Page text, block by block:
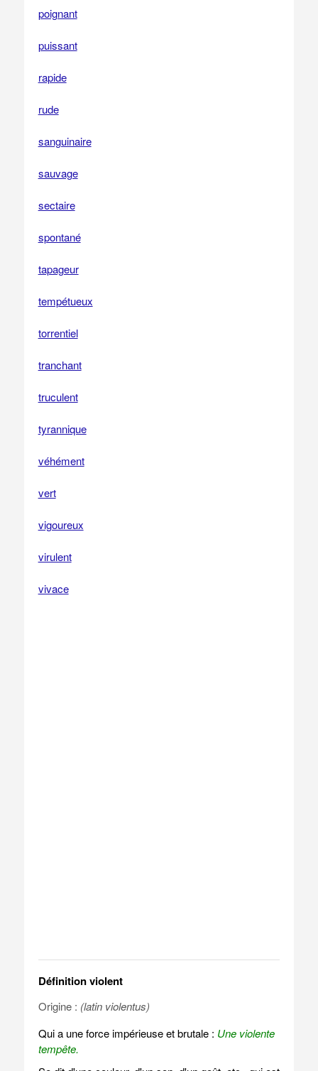
poignant
puissant
rapide
rude
sanguinaire
sauvage
sectaire
spontané
tapageur
tempétueux
torrentiel
tranchant
truculent
tyrannique
véhément
vert
vigoureux
virulent
vivace
Définition violent
Origine : (latin violentus)
Qui a une force impérieuse et brutale : Une violente
tempête.